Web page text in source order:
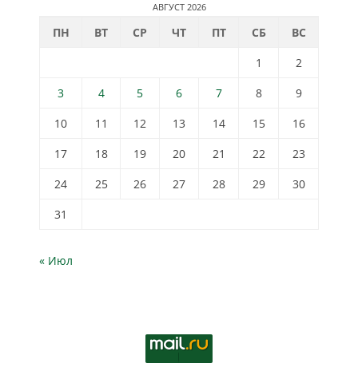
АВГУСТ 2026
ПН ВТ СР ЧТ ПТ СБ
ВС
1
2
3
4 5 6 7 8
9
10
11 12 13 14 15
16
17
18 19 20 21 22
23
24
25 26 27 28 29
30
31
« Июл